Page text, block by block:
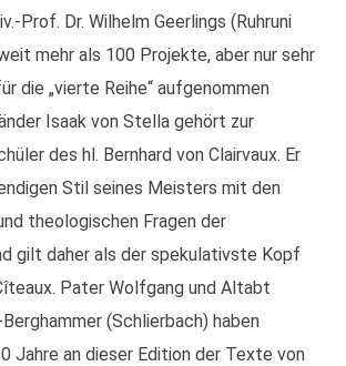
Prof. Dr. Wilhelm Geerlings (Ruhruni
mehr als 100 Projekte, aber nur sehr
die „vierte Reihe“ aufgenommen
Isaak von Stella gehört zur
des hl. Bernhard von Clairvaux. Er
Stil seines Meisters mit den
theologischen Fragen der
gilt daher als der spekulativste Kopf
Pater Wolfgang und Altabt
(Schlierbach) haben
Jahre an dieser Edition der Texte von